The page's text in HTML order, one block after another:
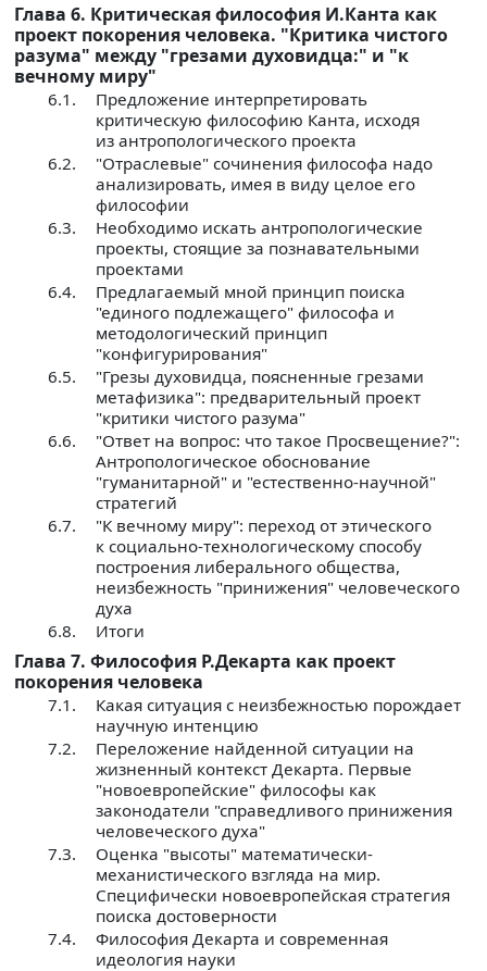
Глава 6. Критическая философия И.Канта как
проект покорения человека. "Критика чистого
разума" между "грезами духовидца:" и "к
вечному миру"
6.1.
Предложение интерпретировать
критическую философию Канта, исходя
из антропологического проекта
6.2.
"Отраслевые" сочинения философа надо
анализировать, имея в виду целое его
философии
6.3.
Необходимо искать антропологические
проекты, стоящие за познавательными
проектами
6.4.
Предлагаемый мной принцип поиска
"единого подлежащего" философа и
методологический принцип
"конфигурирования"
6.5.
"Грезы духовидца, поясненные грезами
метафизика": предварительный проект
"критики чистого разума"
6.6.
"Ответ на вопрос: что такое Просвещение?":
Антропологическое обоснование
"гуманитарной" и "естественно-научной"
стратегий
6.7.
"К вечному миру": переход от этического
к социально-технологическому способу
построения либерального общества,
неизбежность "принижения" человеческого
духа
6.8.
Итоги
Глава 7. Философия Р.Декарта как проект
покорения человека
7.1.
Какая ситуация с неизбежностью порождает
научную интенцию
7.2.
Переложение найденной ситуации на
жизненный контекст Декарта. Первые
"новоевропейские" философы как
законодатели "справедливого принижения
человеческого духа"
7.3.
Оценка "высоты" математически-
механистического взгляда на мир.
Специфически новоевропейская стратегия
поиска достоверности
7.4.
Философия Декарта и современная
идеология науки